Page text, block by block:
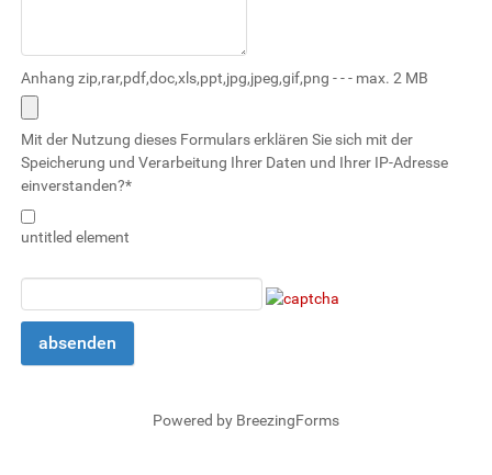
Anhang zip,rar,pdf,doc,xls,ppt,jpg,jpeg,gif,png - - - max. 2 MB
Mit der Nutzung dieses Formulars erklären Sie sich mit der
Speicherung und Verarbeitung Ihrer Daten und Ihrer IP-Adresse
einverstanden?*
untitled element
absenden
Powered by BreezingForms